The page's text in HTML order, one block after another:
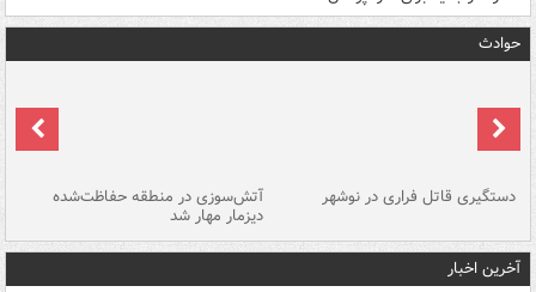
حوادث
دستگیری قاتل فراری در نوشهر آتش‌سوزی در منطقه حفاظت‌شده
دیزمار مهار شد
آخرین اخبار